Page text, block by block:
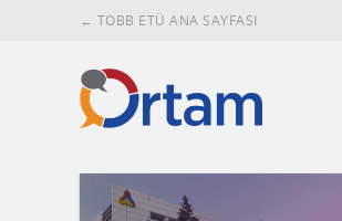
← TOBB ETÜ ANA SAYFASI